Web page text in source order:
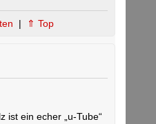
| ⇑ Top
ist ein echer „u-Tube“